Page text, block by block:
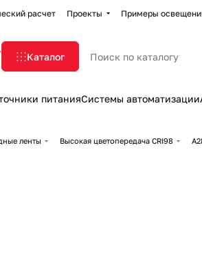
расчет Проекты Примеры
Каталог
питанияСистемы автоматизации
ленты Высокая цветопередача CRI98